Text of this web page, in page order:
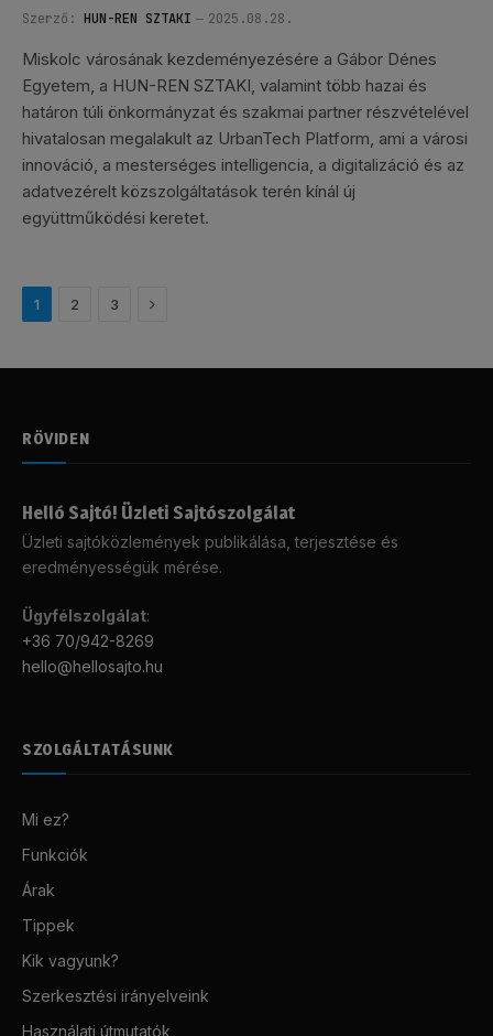
Szerző: HUN-REN SZTAKI 2025.08.28.
Miskolc városának kezdeményezésére a Gábor Dénes
Egyetem, a HUN-REN SZTAKI, valamint több hazai és
határon túli önkormányzat és szakmai partner részvételével
hivatalosan megalakult az UrbanTech Platform, ami a városi
innováció, a mesterséges intelligencia, a digitalizáció és az
adatvezérelt közszolgáltatások terén kínál új
együttműködési keretet.
1 2 3 Következő
RÖVIDEN
Helló Sajtó! Üzleti Sajtószolgálat
Üzleti sajtóközlemények publikálása, terjesztése és
eredményességük mérése.
Ügyfélszolgálat:
+36 70/942-8269
hello@hellosajto.hu
SZOLGÁLTATÁSUNK
Mi ez?
Funkciók
Árak
Tippek
Kik vagyunk?
Szerkesztési irányelveink
Használati útmutatók